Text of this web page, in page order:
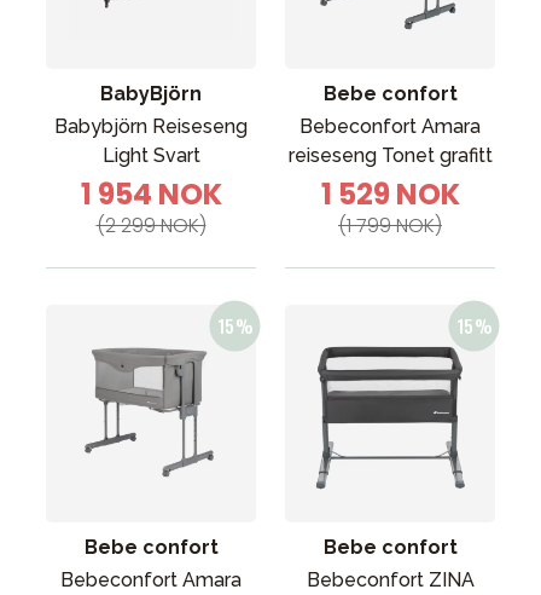
BabyBjörn
Babybjörn Reiseseng
Light Svart
1 954 NOK
(2 299 NOK)
Bebe confort
Bebeconfort Amara
reiseseng Tonet grafitt
1 529 NOK
(1 799 NOK)
Bebe confort
Bebeconfort Amara
Bebe confort
Bebeconfort ZINA